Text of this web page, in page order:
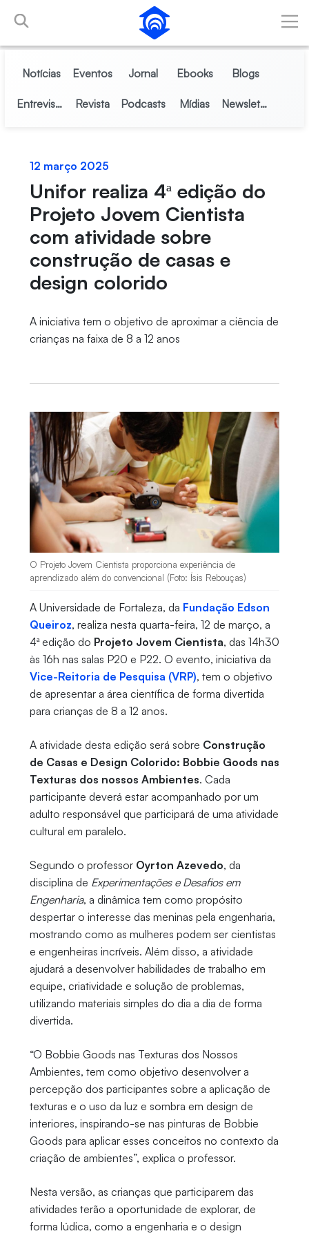
Skip to Main Content
Notícias Eventos Jornal Ebooks Blogs
Entrevistas Revista Podcasts Mídias Newsletter
12 março 2025
Unifor realiza 4ª edição do
Projeto Jovem Cientista
com atividade sobre
construção de casas e
design colorido
A iniciativa tem o objetivo de aproximar a ciência de
crianças na faixa de 8 a 12 anos
O Projeto Jovem Cientista proporciona experiência de
aprendizado além do convencional (Foto: Ísis Rebouças)
A Universidade de Fortaleza, da Fundação Edson
Queiroz, realiza nesta quarta-feira, 12 de março, a
4ª edição do Projeto Jovem Cientista, das 14h30
às 16h nas salas P20 e P22. O evento, iniciativa da
Vice-Reitoria de Pesquisa (VRP), tem o objetivo
de apresentar a área científica de forma divertida
para crianças de 8 a 12 anos.
A atividade desta edição será sobre Construção
de Casas e Design Colorido: Bobbie Goods nas
Texturas dos nossos Ambientes. Cada
participante deverá estar acompanhado por um
adulto responsável que participará de uma atividade
cultural em paralelo.
Segundo o professor Oyrton Azevedo, da
disciplina de Experimentações e Desafios em
Engenharia, a dinâmica tem como propósito
despertar o interesse das meninas pela engenharia,
mostrando como as mulheres podem ser cientistas
e engenheiras incríveis. Além disso, a atividade
ajudará a desenvolver habilidades de trabalho em
equipe, criatividade e solução de problemas,
utilizando materiais simples do dia a dia de forma
divertida.
“O Bobbie Goods nas Texturas dos Nossos
Ambientes, tem como objetivo desenvolver a
percepção dos participantes sobre a aplicação de
texturas e o uso da luz e sombra em design de
interiores, inspirando-se nas pinturas de Bobbie
Goods para aplicar esses conceitos no contexto da
criação de ambientes”, explica o professor.
Nesta versão, as crianças que participarem das
atividades terão a oportunidade de explorar, de
forma lúdica, como a engenharia e o design